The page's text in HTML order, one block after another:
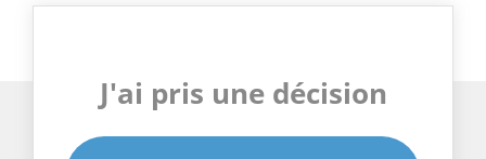
J'ai pris une décision